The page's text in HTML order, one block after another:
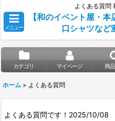
よくある質問
メニュー
【和のイベント屋・
口シャツなど
カテゴリ マイページ 商
ホーム > よくある質問
よくある質問です！2025/10/08